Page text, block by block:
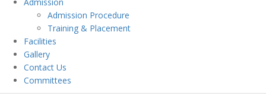
Admission Procedure
Training & Placement
Facilities
Gallery
Contact Us
Committees